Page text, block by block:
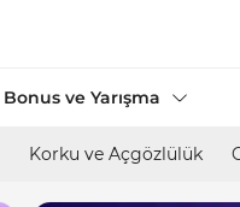
Bonus ve Yarışma
Korku ve Açgözlülük